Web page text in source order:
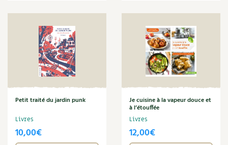
David Melbeck
Denis Pépin
Énergie
Enfants
Franck Janin
Graines
Guy Avril
Habitat
Jardin bio
Petit traité du jardin punk
Livres
10,00€
Je cuisine à la vapeur douce et
à l’étouffée
Livres
12,00€